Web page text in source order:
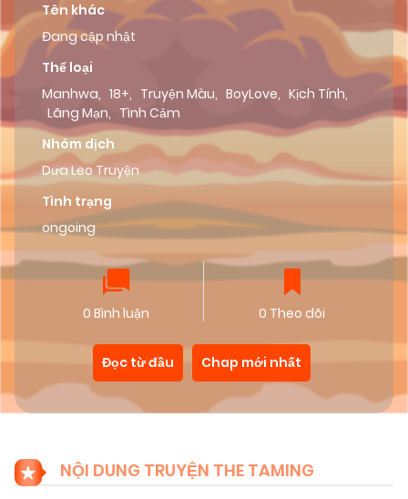
Tên khác
Đang cập nhật
Thể loại
Manhwa, 18+, Truyện Màu, BoyLove, Kịch Tính,
Lãng Mạn, Tình Cảm
Nhóm dịch
Dưa Leo Truyện
Tình trạng
ongoing
0 Bình luận 0 Theo dõi
Đọc từ đầu Chap mới nhất
NỘI DUNG TRUYỆN THE TAMING